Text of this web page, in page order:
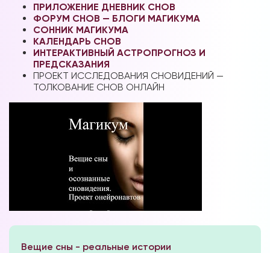
ПРИЛОЖЕНИЕ ДНЕВНИК СНОВ
ФОРУМ СНОВ — БЛОГИ МАГИКУМА
СОННИК МАГИКУМА
КАЛЕНДАРЬ СНОВ
ИНТЕРАКТИВНЫЙ АСТРОПРОГНОЗ И
ПРЕДСКАЗАНИЯ
ПРОЕКТ ИССЛЕДОВАНИЯ СНОВИДЕНИЙ —
ТОЛКОВАНИЕ СНОВ ОНЛАЙН
Вещие сны - реальные истории